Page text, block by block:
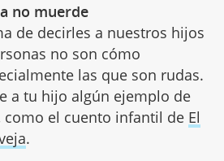
no muerde
de decirles a nuestros hijos
no son cómo
las que son rudas.
a tu hijo algún ejemplo de
como el cuento infantil de El
.